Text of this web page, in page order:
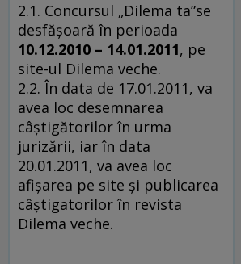
2.1. Concursul „Dilema ta”se
desfăşoară în perioada
10.12.2010 – 14.01.2011, pe
site-ul Dilema veche.
2.2. În data de 17.01.2011, va
avea loc desemnarea
câştigătorilor în urma
jurizării, iar în data
20.01.2011, va avea loc
afişarea pe site şi publicarea
câştigatorilor în revista
Dilema veche.